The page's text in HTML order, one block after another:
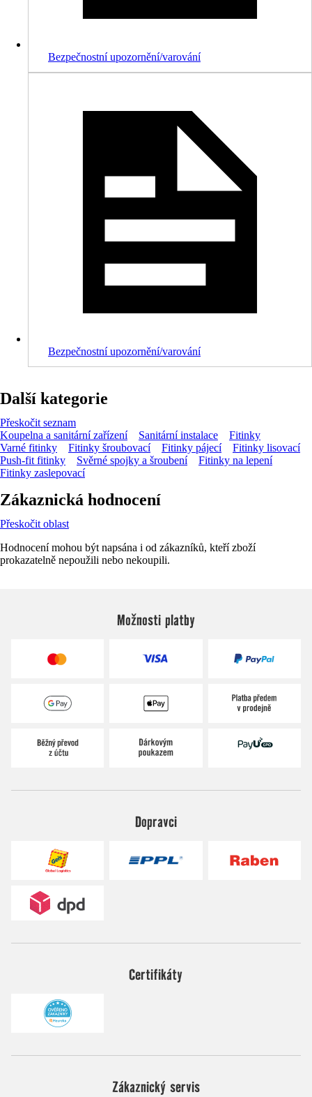
Bezpečnostní upozornění/varování
Bezpečnostní upozornění/varování
Další kategorie
Přeskočit seznam
Koupelna a sanitární zařízení
Sanitární instalace
Fitinky
Varné fitinky
Fitinky šroubovací Fitinky pájecí
Fitinky lisovací
Push-fit fitinky
Svěrné spojky a šroubení
Fitinky na lepení
Fitinky zaslepovací
Zákaznická hodnocení
Přeskočit oblast
Hodnocení mohou být napsána i od zákazníků, kteří zboží
prokazatelně nepoužili nebo nekoupili.
Možnosti platby
Dopravci
Certifikáty
Zákaznický servis